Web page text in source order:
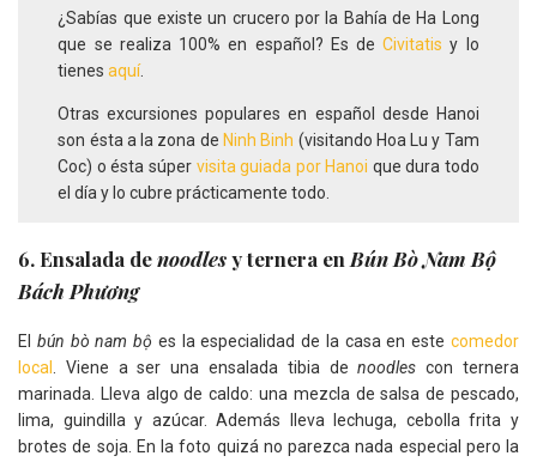
¿Sabías que existe un crucero por la Bahía de Ha Long
que se realiza 100% en español? Es deCivitatis y lo
tienesaquí.
Otras excursiones populares en español desde Hanoi
son ésta a la zona de Ninh Binh (visitando Hoa Lu y Tam
Coc) o ésta súper visita guiada porHanoi que dura todo
el día y lo cubre prácticamente todo.
6. Ensalada denoodlesy ternera en Bún Bò Nam Bộ
Bách Phương
El bún bò nam bộ es la especialidad de la casa en estecomedor
local
. Viene a ser una ensalada tibia denoodles con ternera
marinada. Lleva algo de caldo: una mezcla de salsa de pescado,
lima, guindilla y azúcar. Además lleva lechuga, cebolla frita y
brotes de soja. En la foto quizá no parezca nada especial pero la